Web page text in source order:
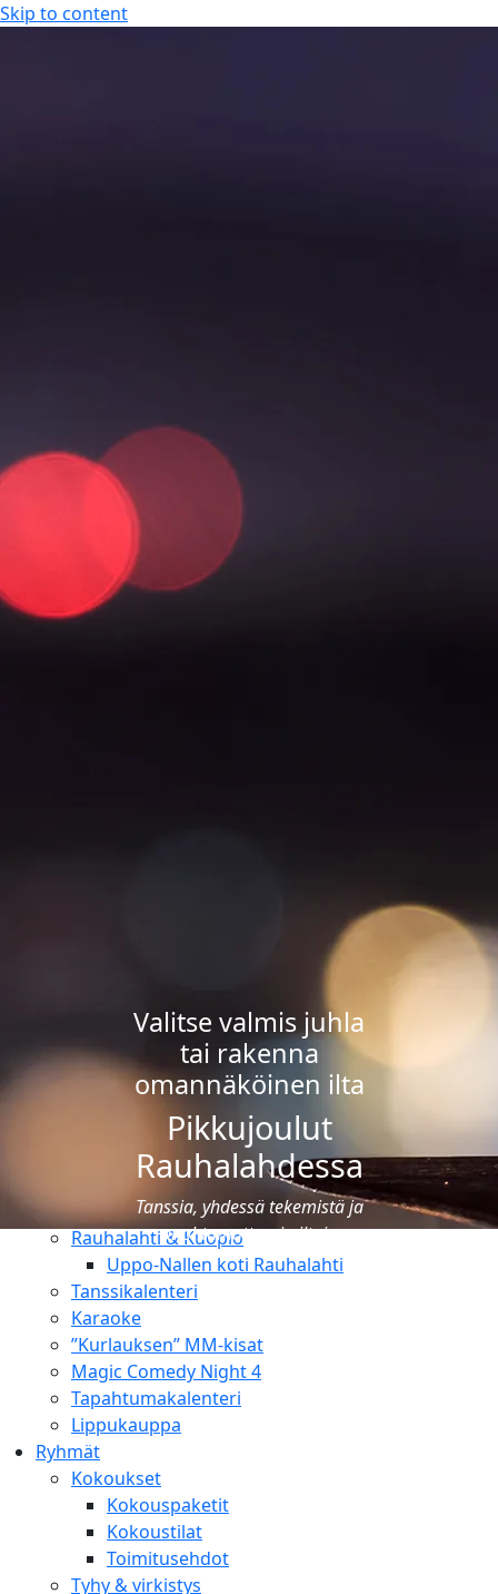
Skip to content
KOKOUS-, LOMA- JA VIIHDEKESKUS
Ajankohtaiset tarjoukset
Kesäloma
Senioritarjoukset
Uimakoulut
Ruokailut
Pikkujoulut
Juhlat & tilausruokailut
Lomaohjelma & luonto
Rauhalahti & Kuopio
Uppo-Nallen koti Rauhalahti
Tanssikalenteri
Karaoke
”Kurlauksen” MM-kisat
Magic Comedy Night 4
Tapahtumakalenteri
Lippukauppa
Ryhmät
Kokoukset
Kokouspaketit
Kokoustilat
Toimitusehdot
Tyhy & virkistys
Valitse valmis juhla
tai rakenna
omannäköinen ilta
Pikkujoulut
Rauhalahdessa
Tanssia, yhdessä tekemistä ja
unohtumattomia iltoja